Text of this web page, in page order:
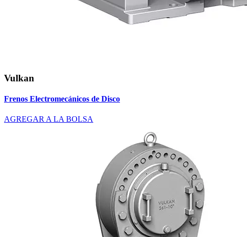
Vulkan
Frenos Electromecánicos de Disco
AGREGAR A LA BOLSA